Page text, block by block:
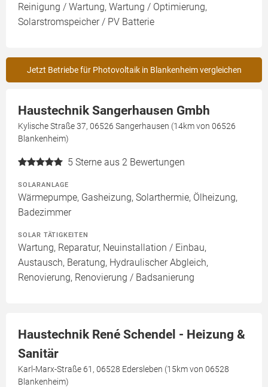
Reinigung / Wartung, Wartung / Optimierung,
Solarstromspeicher / PV Batterie
Jetzt Betriebe für Photovoltaik in Blankenheim vergleichen
Haustechnik Sangerhausen Gmbh
Kylische Straße 37, 06526 Sangerhausen (14km von 06526
Blankenheim)
5 Sterne aus 2 Bewertungen
SOLARANLAGE
Wärmepumpe, Gasheizung, Solarthermie, Ölheizung,
Badezimmer
SOLAR TÄTIGKEITEN
Wartung, Reparatur, Neuinstallation / Einbau,
Austausch, Beratung, Hydraulischer Abgleich,
Renovierung, Renovierung / Badsanierung
Haustechnik René Schendel - Heizung &
Sanitär
Karl-Marx-Straße 61, 06528 Edersleben (15km von 06528
Blankenheim)